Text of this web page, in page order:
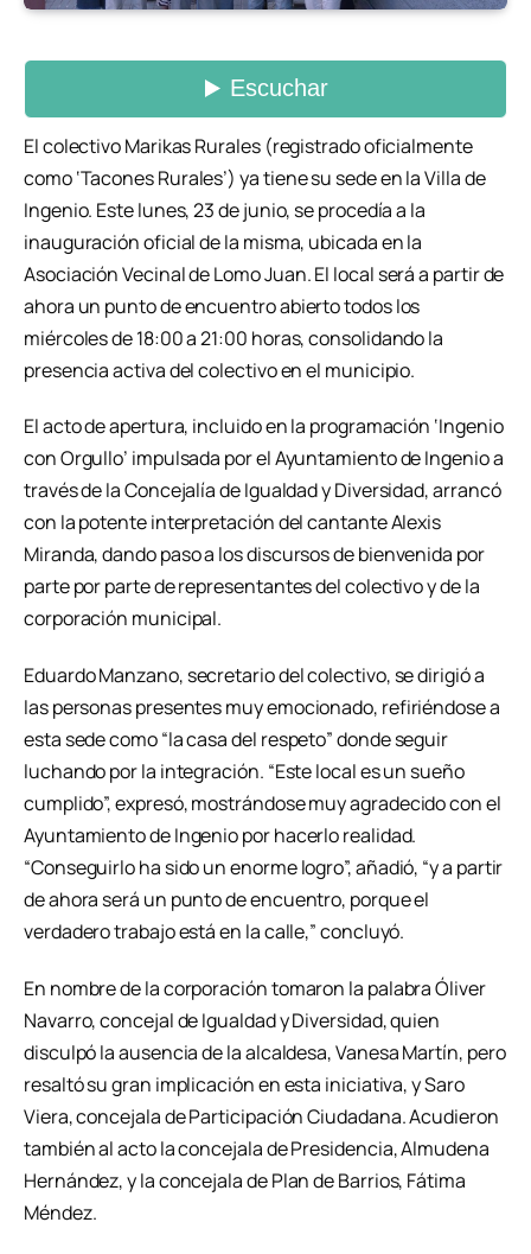
El colectivo Marikas Rurales (registrado oficialmente
como ‘Tacones Rurales’) ya tiene su sede en la Villa de
Ingenio. Este lunes, 23 de junio, se procedía a la
inauguración oficial de la misma, ubicada en la
Asociación Vecinal de Lomo Juan. El local será a partir de
ahora un punto de encuentro abierto todos los
miércoles de 18:00 a 21:00 horas, consolidando la
presencia activa del colectivo en el municipio.
El acto de apertura, incluido en la programación ‘Ingenio
con Orgullo’ impulsada por el Ayuntamiento de Ingenio a
través de la Concejalía de Igualdad y Diversidad, arrancó
con la potente interpretación del cantante Alexis
Miranda, dando paso a los discursos de bienvenida por
parte por parte de representantes del colectivo y de la
corporación municipal.
Eduardo Manzano, secretario del colectivo, se dirigió a
las personas presentes muy emocionado, refiriéndose a
esta sede como “la casa del respeto” donde seguir
luchando por la integración. “Este local es un sueño
cumplido”, expresó, mostrándose muy agradecido con el
Ayuntamiento de Ingenio por hacerlo realidad.
“Conseguirlo ha sido un enorme logro”, añadió, “y a partir
de ahora será un punto de encuentro, porque el
verdadero trabajo está en la calle,” concluyó.
En nombre de la corporación tomaron la palabra Óliver
Navarro, concejal de Igualdad y Diversidad, quien
disculpó la ausencia de la alcaldesa, Vanesa Martín, pero
resaltó su gran implicación en esta iniciativa, y Saro
Viera, concejala de Participación Ciudadana. Acudieron
también al acto la concejala de Presidencia, Almudena
Hernández, y la concejala de Plan de Barrios, Fátima
Méndez.